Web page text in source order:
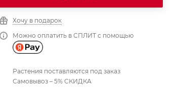
Хочу в подарок
Можно оплатить в СПЛИТ с помощью
Растения поставляются под заказ
Самовывоз – 5% СКИДКА